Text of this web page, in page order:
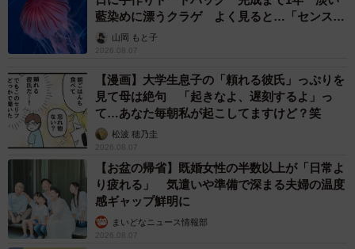
藍染めに漂うクラゲ よく見ると…「センスす
ごい」山岡 もと子
2026.08.07
【漫画】大学生息子の「頼れる彼氏」っぷりを
見て母は絶句 「起きなよ、遅刻するよ」っ
て…あなた毎朝私が起こしてますけど？笑
松波 穂乃圭
2026.08.07
【お盆の帰省】既婚女性の半数以上が「日常よ
り疲れる」 気遣いや準備で深まる夫婦の温度
感ギャップ鮮明に
まいどなニュース情報部
2026.08.07